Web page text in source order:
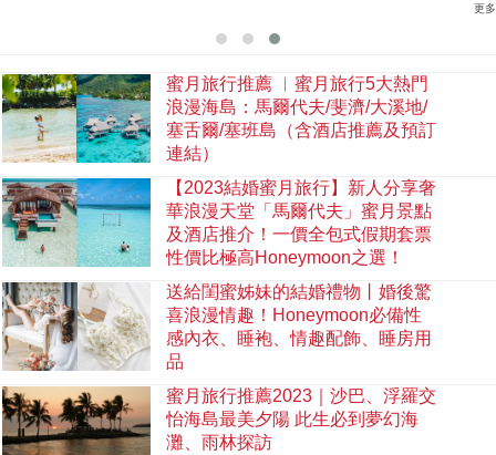
更多
蜜月旅行推薦 ︳蜜月旅行5大熱門
浪漫海島：馬爾代夫/斐濟/大溪地/
塞舌爾/塞班島（含酒店推薦及預訂
連結）
【2023結婚蜜月旅行】新人分享奢
華浪漫天堂「馬爾代夫」蜜月景點
及酒店推介！一價全包式假期套票
性價比極高Honeymoon之選！
送給閨蜜姊妹的結婚禮物丨婚後驚
喜浪漫情趣！Honeymoon必備性
感內衣、睡袍、情趣配飾、睡房用
品
蜜月旅行推薦2023｜沙巴、浮羅交
怡海島最美夕陽 此生必到夢幻海
灘、雨林探訪